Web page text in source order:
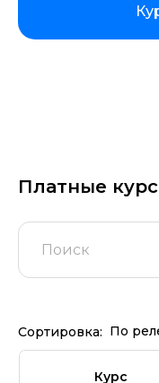
Платные
Сортировка: По
Курс